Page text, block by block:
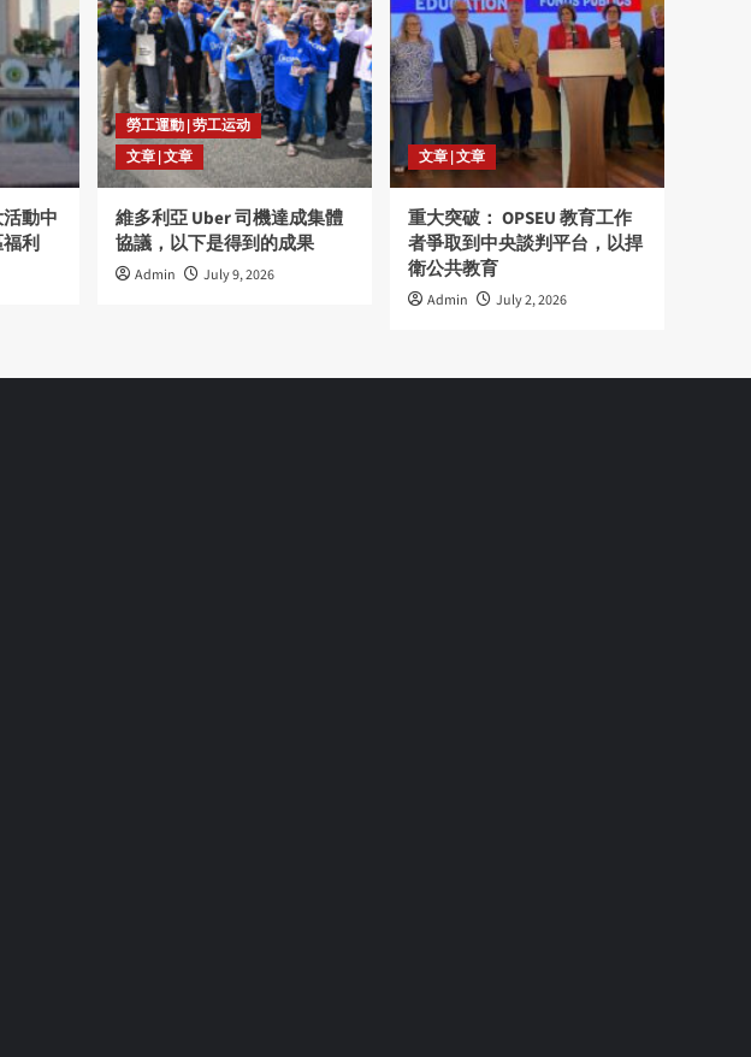
動中
利
勞工運動 | 劳工运动
文章 | 文章
維多利亞 Uber 司機達成集體
協議，以下是得到的成果
Admin July 9, 2026
文章 | 文章
重大突破： OPSEU 教育工作
者爭取到中央談判平台，以捍
衛公共教育
Admin July 2, 2026